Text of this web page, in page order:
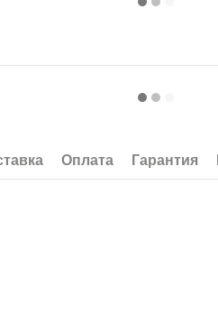
Оплата Гарантия